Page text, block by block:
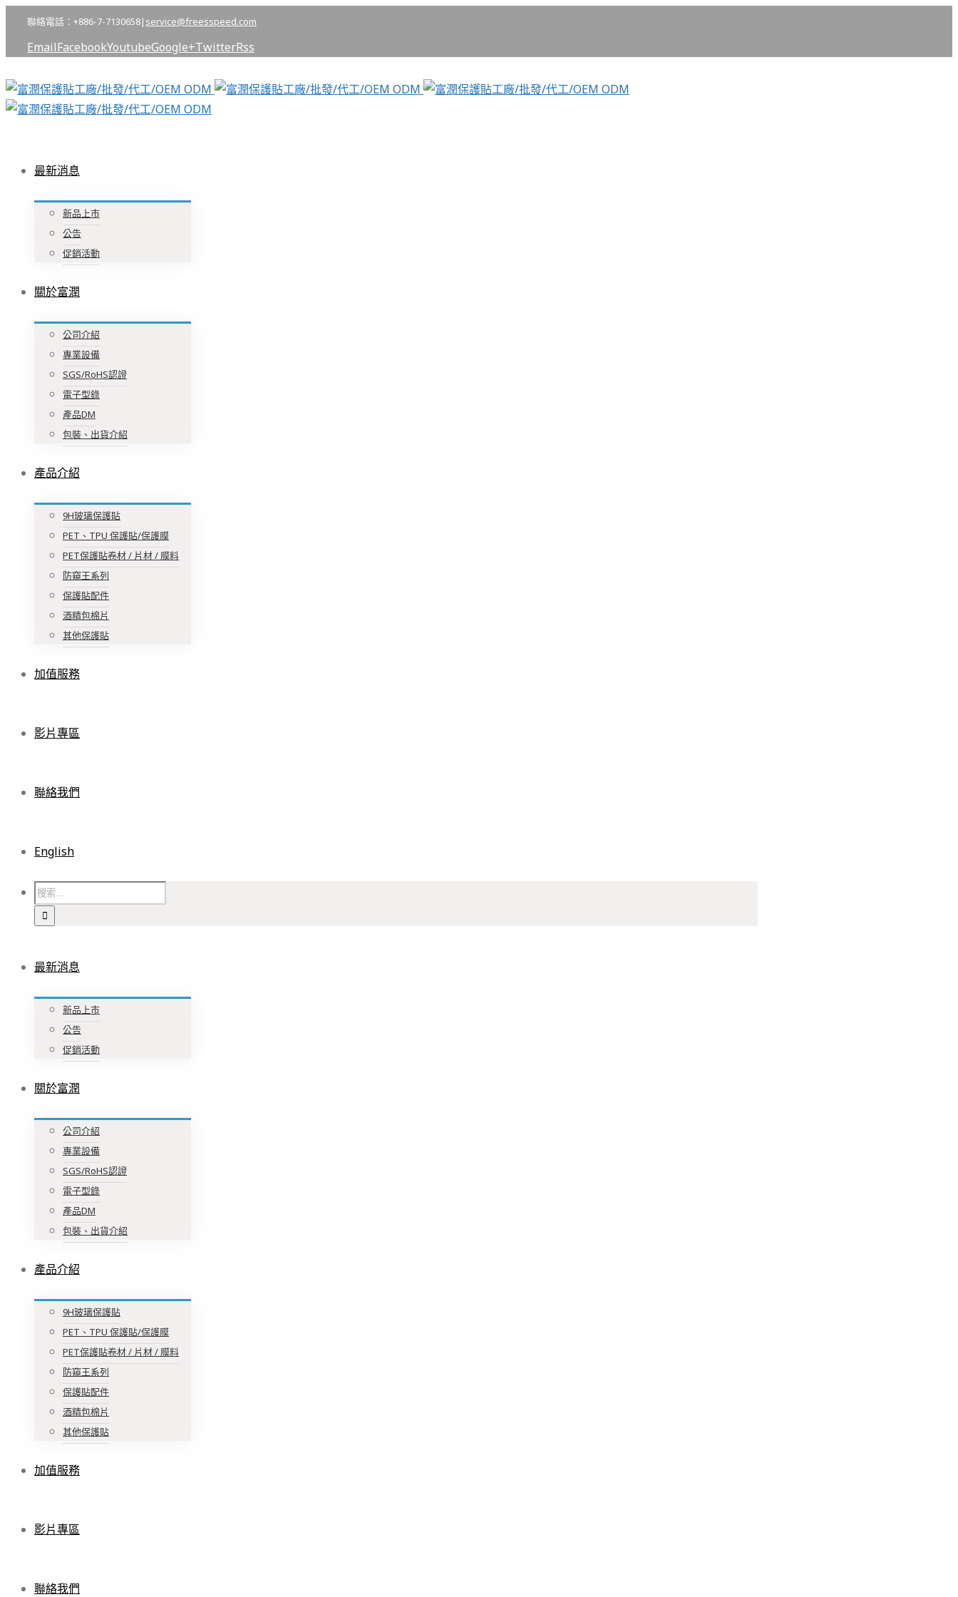
聯絡電話：+886-7-7130658| service@freesspeed.com
EmailFacebookYoutubeGoogle+TwitterRss
最新消息
新品上市
公告
促銷活動
關於富潤
公司介紹
專業設備
SGS/RoHS認證
電子型錄
產品DM
包裝、出貨介紹
產品介紹
9H玻璃保護貼
PET、TPU 保護貼/保護膜
PET保護貼卷材 / 片材 / 膜料
防窺王系列
保護貼配件
酒精包棉片
其他保護貼
加值服務
影片專區
聯絡我們
English
最新消息
新品上市
公告
促銷活動
關於富潤
公司介紹
專業設備
SGS/RoHS認證
電子型錄
產品DM
包裝、出貨介紹
產品介紹
9H玻璃保護貼
PET、TPU 保護貼/保護膜
PET保護貼卷材 / 片材 / 膜料
防窺王系列
保護貼配件
酒精包棉片
其他保護貼
加值服務
影片專區
聯絡我們